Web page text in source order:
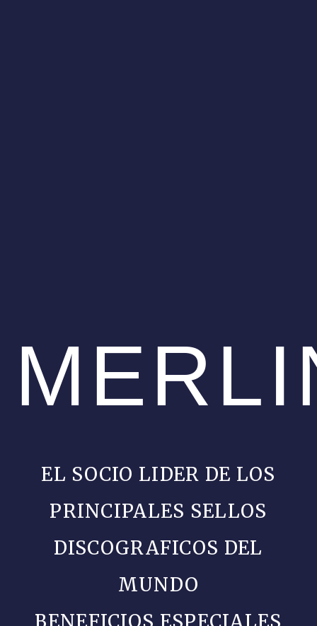
EL SOCIO LIDER DE LOS
PRINCIPALES SELLOS
DISCOGRAFICOS DEL
MUNDO
BENEFICIOS ESPECIALES